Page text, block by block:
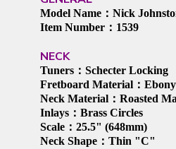
Model Name：Nick
Item Number：1539
NECK
Tuners：Schecter Locking
Fretboard Material：Ebony
Neck Material：Roasted
Inlays：Brass Circles
Scale：25.5" (648mm)
Neck Shape：Thin "C"